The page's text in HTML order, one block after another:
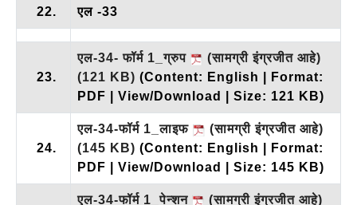
22. एल -33
23.
एल-34- फॉर्म 1_ग्रुप
(सामग्री इंग्रजीत आहे)
(121 KB) (Content: English | Format:
PDF | View/Download | Size: 121 KB)
24.
एल-34-फॉर्म 1_लाइफ
(सामग्री इंग्रजीत आहे)
(145 KB) (Content: English | Format:
PDF | View/Download | Size: 145 KB)
एल-34-फॉर्म 1_पेन्शन
(सामग्री इंग्रजीत आहे)